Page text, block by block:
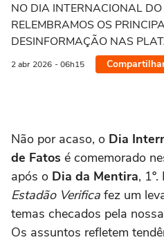
NO DIA INTERNACIONAL
RELEMBRAMOS OS
DESINFORMAÇÃO NAS
2 abr 2026 - 06h15
Não por acaso, o Dia
de Fatos é comemorado
após o Dia da Mentira,
Estadão Verifica fez um
temas checados pela
Os assuntos refletem